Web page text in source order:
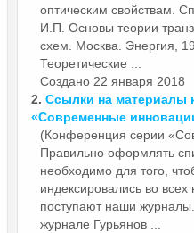
оптическим свойствам.
И.П. Основы теории
схем. Москва. Энергия,
Теоретические ...
Создано 22 января 2018
2. Ссылки на материалы
«Современные
(Конференция серии
Правильно оформлять
необходимо для того,
индексировались во всех
поступают наши
журнале Гурьянов ...